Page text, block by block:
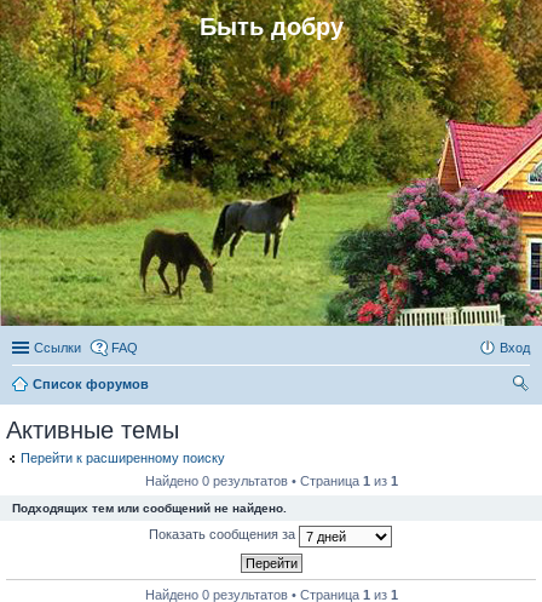
Быть добру
Ссылки FAQ Вход
Список форумов
Активные темы
Перейти к расширенному поиску
Найдено 0 результатов • Страница 1 из 1
Подходящих тем или сообщений не найдено.
Показать сообщения за
Найдено 0 результатов • Страница 1 из 1